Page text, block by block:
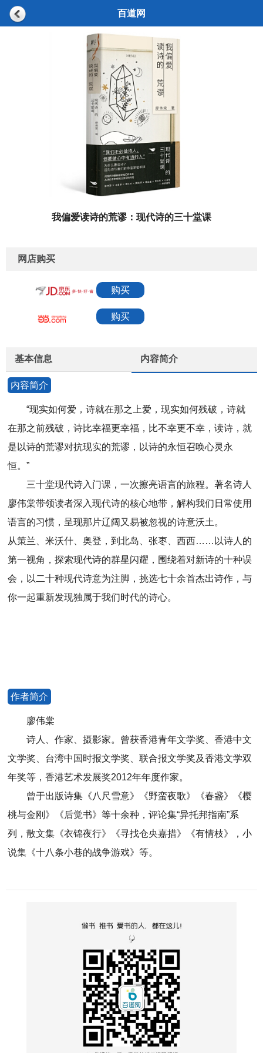
百道网
我偏爱读诗的荒谬：现代诗的三十堂课
网店购买
购买
购买
基本信息 内容简介
内容简介
“现实如何爱，诗就在那之上爱，现实如何残破，诗就
在那之前残破，诗比幸福更幸福，比不幸更不幸，读诗，就
是以诗的荒谬对抗现实的荒谬，以诗的永恒召唤心灵永
恒。”
三十堂现代诗入门课，一次擦亮语言的旅程。著名诗人
廖伟棠带领读者深入现代诗的核心地带，解构我们日常使用
语言的习惯，呈现那片辽阔又易被忽视的诗意沃土。
从策兰、米沃什、奥登，到北岛、张枣、西西……以诗人的
第一视角，探索现代诗的群星闪耀，围绕着对新诗的十种误
会，以二十种现代诗意为注脚，挑选七十余首杰出诗作，与
你一起重新发现独属于我们时代的诗心。
作者简介
廖伟棠
诗人、作家、摄影家。曾获香港青年文学奖、香港中文
文学奖、台湾中国时报文学奖、联合报文学奖及香港文学双
年奖等，香港艺术发展奖2012年年度作家。
曾于出版诗集《八尺雪意》《野蛮夜歌》《春盏》《樱
桃与金刚》《后觉书》等十余种，评论集“异托邦指南”系
列，散文集《衣锦夜行》《寻找仓央嘉措》《有情枝》，小
说集《十八条小巷的战争游戏》等。